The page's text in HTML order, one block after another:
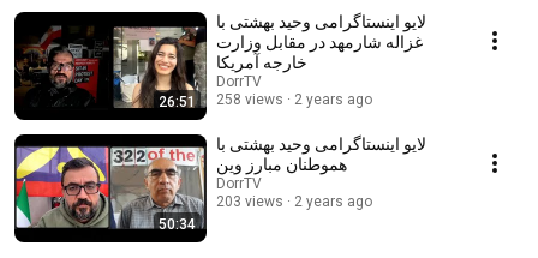
26:51
لایو اینستاگرامی وحید بهشتی با
غزاله شارمهد در مقابل وزارت
خارجه آمریکا
DorrTV
258 views
2 years ago
50:34
لایو اینستاگرامی وحید بهشتی با
هموطنان مبارز وین
DorrTV
203 views
2 years ago